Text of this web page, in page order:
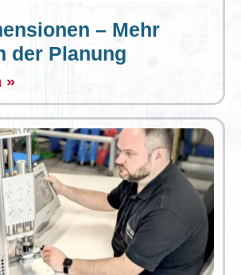
– Mehr
der Planung
»